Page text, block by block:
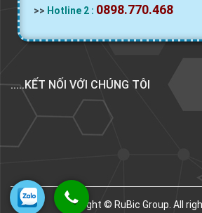
>> Hotline 2 : 0898.770.468
.....KẾT NỐI VỚI CHÚNG TÔI
Copyright © RuBic Group. All